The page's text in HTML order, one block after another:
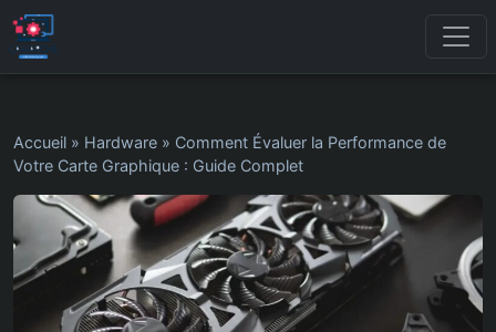
Accueil » Hardware » Comment Évaluer la Performance de
Votre Carte Graphique : Guide Complet